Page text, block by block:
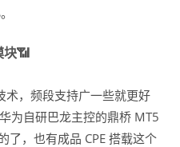
块📶
术，频段支持广一些就更好
为自研巴龙主控的鼎桥 MT5
了，也有成品 CPE 搭载这个